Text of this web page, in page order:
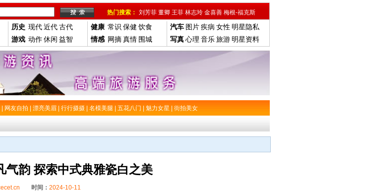
热门搜索： 刘芳菲 董卿 王菲 林志玲 金喜善 梅根-福克斯
历史 现代近代古代
游戏 动作休闲 益智
健康 常识 保健 饮食
情感 网摘真情 围城
汽车 图片疾病 女性 明星隐私
写真心理 音乐旅游 明星资料
网友自拍 漂亮美眉 行行摄摄 名模美腿 五花八门 魅力女星 街拍美女
气韵 探索中式典雅瓷白之美
时间： 2024-10-11